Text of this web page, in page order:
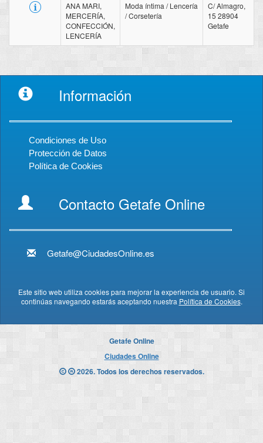
ANA MARI,
MERCERÍA,
CONFECCIÓN,
LENCERÍA
Moda íntima / Lencería
/ Corsetería
C/ Almagro,
15 28904
Getafe
Información
Condiciones de Uso
Protección de Datos
Política de Cookies
Contacto Getafe Online
Getafe@CiudadesOnline.es
Este sitio web utiliza cookies para mejorar la experiencia de usuario. Si
continúas navegando estarás aceptando nuestra Política de Cookies.
Getafe Online
Ciudades Online
2026. Todos los derechos reservados.